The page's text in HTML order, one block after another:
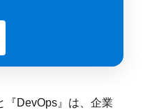
『DevOps』は、企業